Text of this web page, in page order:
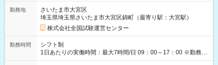
例】 ・河合塾模擬試験 8:30～17:30（休憩1時間） 時給1,300円
×8時間＝日収10,400円＋交通費 ※当日の役割により時給＋100
円の場合あり ・国家試験 7:00～13:30（休憩なし） 時給1,300
円（役割手当＋100円）×6時間＝日収8,400円＋交通費 【試用期
間】試用期間なし
勤務地
さいたま市大宮区
埼玉県埼玉県さいたま市大宮区錦町（最寄り駅：大宮駅）
株式会社全国試験運営センター
勤務時間
シフト制
1日あたりの実働時間：最大7時間/日 09：00～17：00 ※勤務時
間は 試験により異なります。